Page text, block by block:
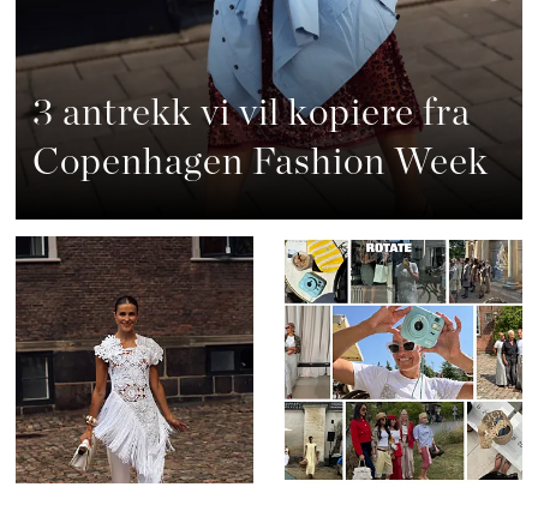
3 antrekk vi vil kopiere fra
Copenhagen Fashion Week